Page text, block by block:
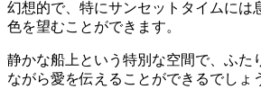
幻想的で、特にサンセットタイムには
色を望むことができます。
静かな船上という特別な空間で、ふた
ながら愛を伝えることができるでしょ